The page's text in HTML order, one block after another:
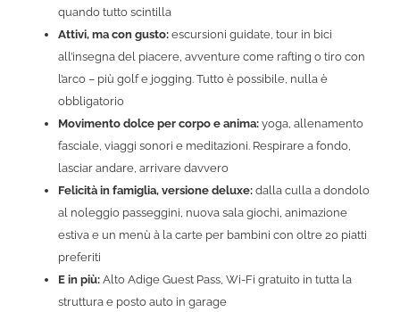
quando tutto scintilla
Attivi, ma con gusto: escursioni guidate, tour in bici
all’insegna del piacere, avventure come rafting o tiro con
l’arco – più golf e jogging. Tutto è possibile, nulla è
obbligatorio
Movimento dolce per corpo e anima: yoga, allenamento
fasciale, viaggi sonori e meditazioni. Respirare a fondo,
lasciar andare, arrivare davvero
Felicità in famiglia, versione deluxe: dalla culla a dondolo
al noleggio passeggini, nuova sala giochi, animazione
estiva e un menù à la carte per bambini con oltre 20 piatti
preferiti
E in più: Alto Adige Guest Pass, Wi-Fi gratuito in tutta la
struttura e posto auto in garage